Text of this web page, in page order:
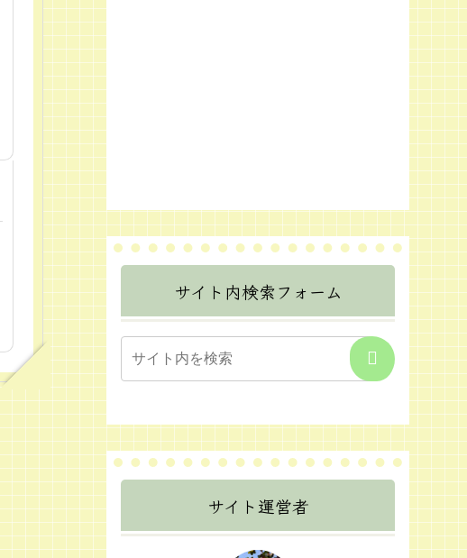
サイト内検索フォーム
サイト運営者